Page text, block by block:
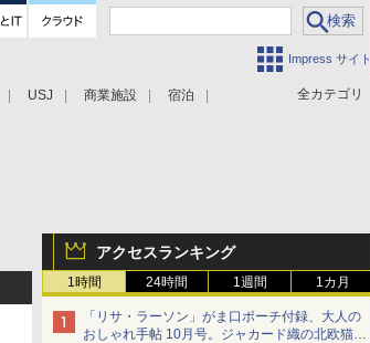
Impress サイト
全カテゴリ
USJ 商業施設 宿泊
アクセスランキング
1時間 24時間 1週間 1カ月
「リサ・ラーソン」がま口ポーチ付録、大人の
おしゃれ手帖 10月号。ジャカード織の北欧猫デ